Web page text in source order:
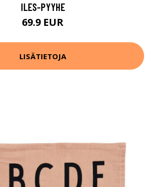
ILES-PYYHE
69.9 EUR
LISÄTIETOJA